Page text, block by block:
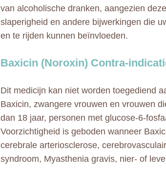
van alcoholische dranken, aangezien
slaperigheid en andere bijwerkingen die
en te rijden kunnen beïnvloeden.
Baxicin (Noroxin) Contra-
Dit medicijn kan niet worden toegediend
Baxicin, zwangere vrouwen en vrouwen
dan 18 jaar, personen met glucose-6-
Voorzichtigheid is geboden wanneer
cerebrale arteriosclerose,
syndroom, Myasthenia gravis, nier- of